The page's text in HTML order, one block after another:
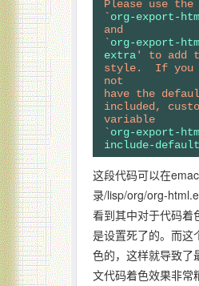
Please use
`org-export-
and
`org-export-
extra' to add
style.  If you
not
have the
included,
variable
`org-export-
include-default
这段代码可以在
录/lisp/org/org-
看到其中对于代码着
是设置死了的。而这
色的，这样就导致了
文代码着色效果非常